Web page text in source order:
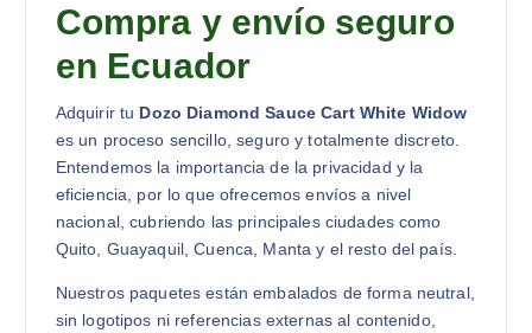
Compra y envío seguro
en Ecuador
Adquirir tu Dozo Diamond Sauce Cart White Widow
es un proceso sencillo, seguro y totalmente discreto.
Entendemos la importancia de la privacidad y la
eficiencia, por lo que ofrecemos envíos a nivel
nacional, cubriendo las principales ciudades como
Quito, Guayaquil, Cuenca, Manta y el resto del país.
Nuestros paquetes están embalados de forma neutral,
sin logotipos ni referencias externas al contenido,